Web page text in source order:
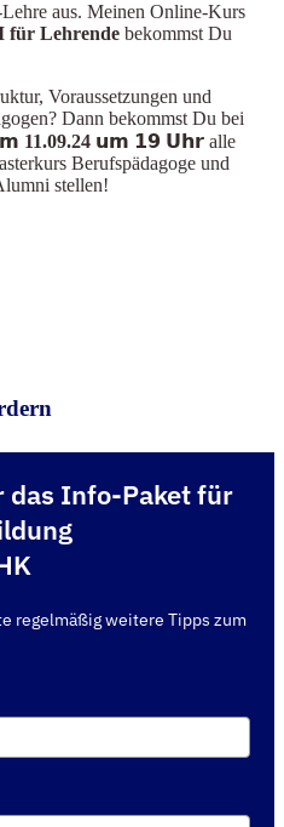
aus. Meinen Online-Kurs
für Lehrende bekommst Du
Voraussetzungen und
Dann bekommst Du bei
11.09.24 𝘂𝗺 𝟭𝟵 𝗨𝗵𝗿 alle
Berufspädagoge und
stellen!
das Info-Paket für
regelmäßig weitere Tipps zum